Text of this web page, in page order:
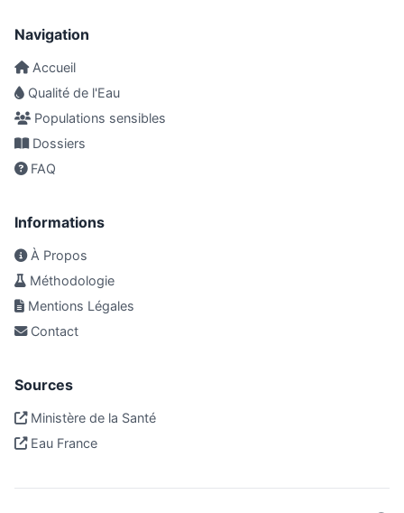
Navigation
Accueil
Qualité de l'Eau
Populations sensibles
Dossiers
FAQ
Informations
À Propos
Méthodologie
Mentions Légales
Contact
Sources
Ministère de la Santé
Eau France